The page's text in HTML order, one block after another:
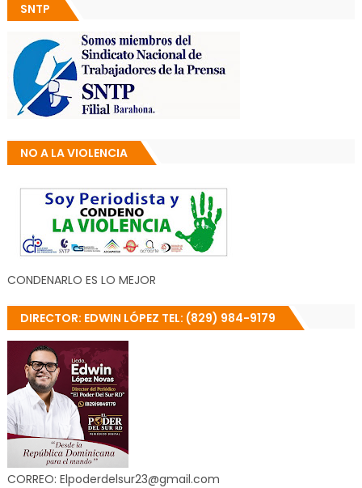
SNTP
NO A LA VIOLENCIA
CONDENARLO ES LO MEJOR
DIRECTOR: EDWIN LÓPEZ TEL: (829) 984-9179
CORREO: Elpoderdelsur23@gmail.com